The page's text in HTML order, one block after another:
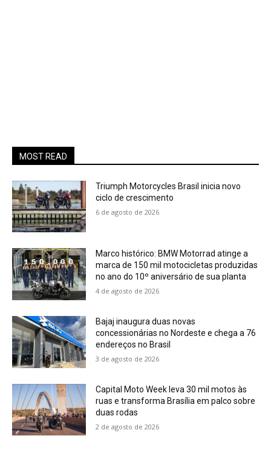
MOST READ
Triumph Motorcycles Brasil inicia novo
ciclo de crescimento
6 de agosto de 2026
Marco histórico: BMW Motorrad atinge a
marca de 150 mil motocicletas produzidas
no ano do 10º aniversário de sua planta
4 de agosto de 2026
Bajaj inaugura duas novas
concessionárias no Nordeste e chega a 76
endereços no Brasil
3 de agosto de 2026
Capital Moto Week leva 30 mil motos às
ruas e transforma Brasília em palco sobre
duas rodas
2 de agosto de 2026